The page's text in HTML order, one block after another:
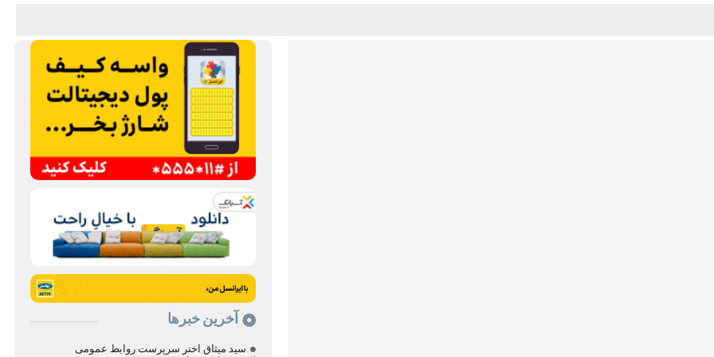
آخرین خبرها
سید میثاق اختر سرپرست روابط عمومی